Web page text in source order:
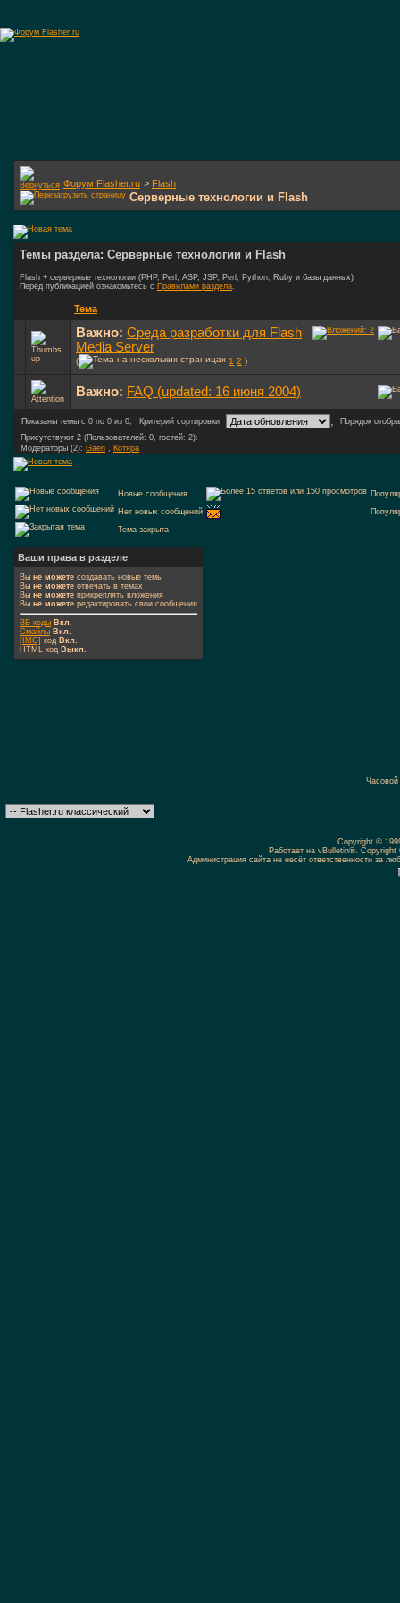
Форум Flasher.ru > Flash
Серверные технологии и Flash
Темы раздела: Серверные технологии и Flash
Flash + серверные технологии (PHP, Perl, ASP, JSP, Perl, Python, Ruby и базы данных)
Перед публикацией ознакомьтесь с Правилами раздела.
Тема
Важно: Среда разработки для Flash
Media Server
( 1 2 )
Важно: FAQ (updated: 16 июня 2004)
Показаны темы с 0 по 0 из 0, Критерий сортировки ,
Порядок
Присутствуют 2 (Пользователей: 0, гостей: 2):
Модераторы (2): Gaen , Котяра
Новые сообщения
Нет новых сообщений
Тема закрыта
Ваши права в разделе
Вы не можете создавать новые темы
Вы не можете отвечать в темах
Вы не можете прикреплять вложения
Вы не можете редактировать свои сообщения
BB коды Вкл.
Смайлы Вкл.
[IMG] код Вкл.
HTML код Выкл.
Copyright ©
Работает на vBulletin®.
Администрация сайта не несёт ответственности за